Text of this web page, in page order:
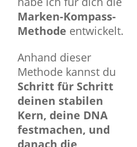
Marken-Kompass-
Methode entwickelt.
Anhand dieser
Methode kannst du
Schritt für Schritt
deinen stabilen
Kern, deine DNA
festmachen, und
danach die